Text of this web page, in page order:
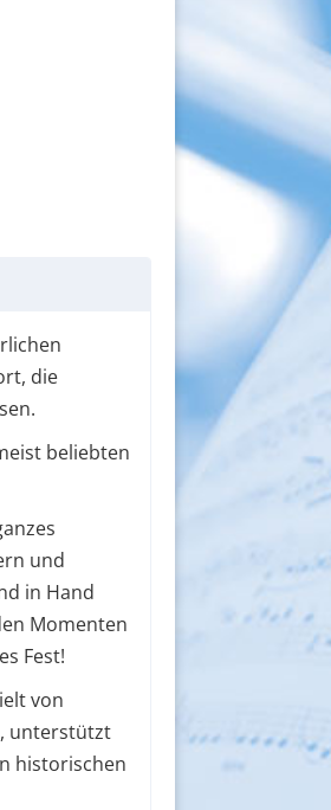
die
beliebten
und
in Hand
Momenten
Fest!
von
unterstützt
historischen